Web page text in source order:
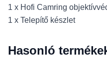
1 x Hofi Camring
1 x Telepítő készlet
Hasonló